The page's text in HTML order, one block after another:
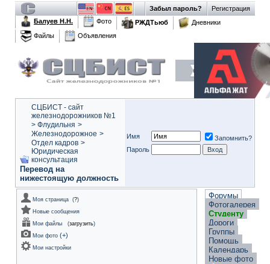
Регистрация
Забыл пароль?
Балуев Н.Н.
Фото РЖДТьюб
Дневники
Файлы
Объявления
СЦБИСТ - сайт
железнодорожников №1
> Флудильня >
Железнодорожное >
Отдел кадров >
Юридическая
консультация
Перевод на
нижестоящую должность
Имя
Запомнить?
Пароль
Моя страница (?)
Новые сообщения
Мои файлы
(загрузить)
Мои фото (+)
Мои настройки
Форумы
Фотогалерея
Студенту
Дороги
Группы
Помощь
Календарь
Новые фото